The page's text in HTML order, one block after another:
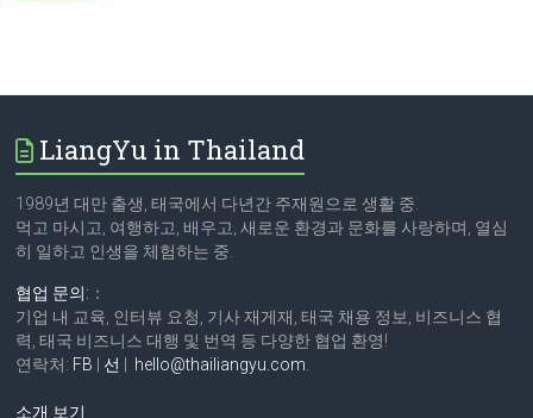
LiangYu in Thailand
1989년 대만 출생, 태국에서 다년간 주재원으로 생활 중.
먹고 마시고, 여행하고, 배우고, 새로운 환경과 문화를 사랑하며, 열심
히 일하고 인생을 체험하는 중.
협업 문의: ：
기업 내 교육, 인터뷰 요청, 기사 재게재, 태국 채용 정보, 비즈니스 협
력, 태국 비즈니스 대행 및 번역 등 다양한 협업 환영!
연락처: FB 선 hello@thailiangyu.com
소개 보기